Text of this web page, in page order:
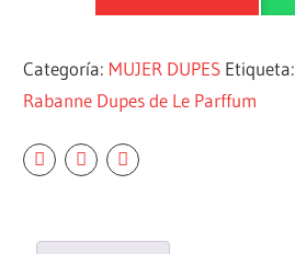
Categoría: MUJER DUPES Etiqueta:
Rabanne Dupes de Le Parffum